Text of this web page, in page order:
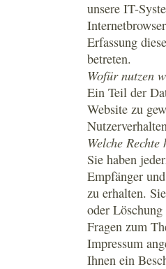
unsere IT-
Erfassung
betreten.
Wofür nutzen
Ein Teil der
Website zu
Welche
Sie haben
Empfänger
zu erhalten.
oder
Fragen zum
Impressum
Ihnen ein